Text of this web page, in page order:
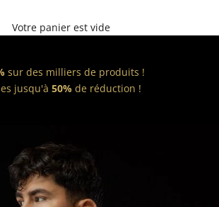
Votre panier est vide
sur des milliers de produits !
jusqu'à 50% de réduction !